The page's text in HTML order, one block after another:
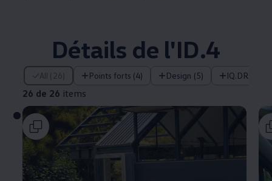
Détails de l'ID.4
All (26) Points forts (4) Design (5) IQ.DRIVE
26 de 26 items
26 de 26 items